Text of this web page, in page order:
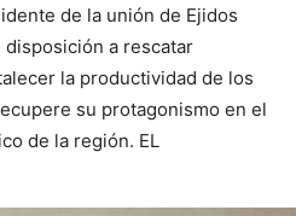
de la unión de Ejidos
disposición a rescatar
la productividad de los
su protagonismo en el
de la región. EL